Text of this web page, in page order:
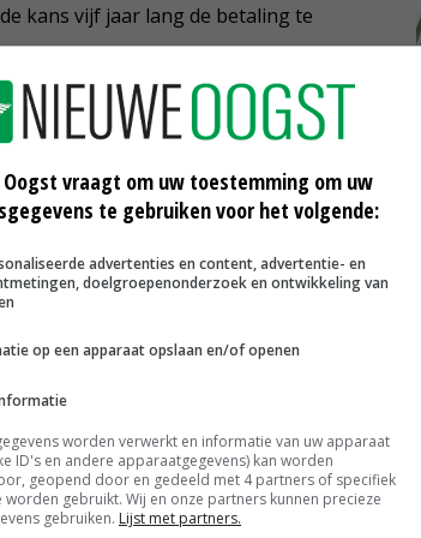
kans vijf jaar lang de betaling te
in aangebracht. Zo worden bedrijven
van de vergroeningseisen, ook als
die meetellen als ecologisch
elementen tot een maximale
dan voorheen. Bij gebruik van de
was dat 3 meter.
naar 0,1.
Oogst vraagt om uw toestemming om uw
te gebruiken voor het volgende:
advertenties en content, advertentie- en
doelgroepenonderzoek en ontwikkeling van
op een apparaat opslaan en/of openen
worden verwerkt en informatie van uw apparaat
ID's en andere apparaatgegevens) kan worden
geopend door en gedeeld met 4 partners of specifiek
gebruikt. Wij en onze partners kunnen precieze
gebruiken. Lijst met partners.